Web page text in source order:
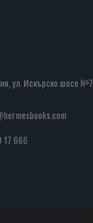
ул. Искърско шосе №7
17 666